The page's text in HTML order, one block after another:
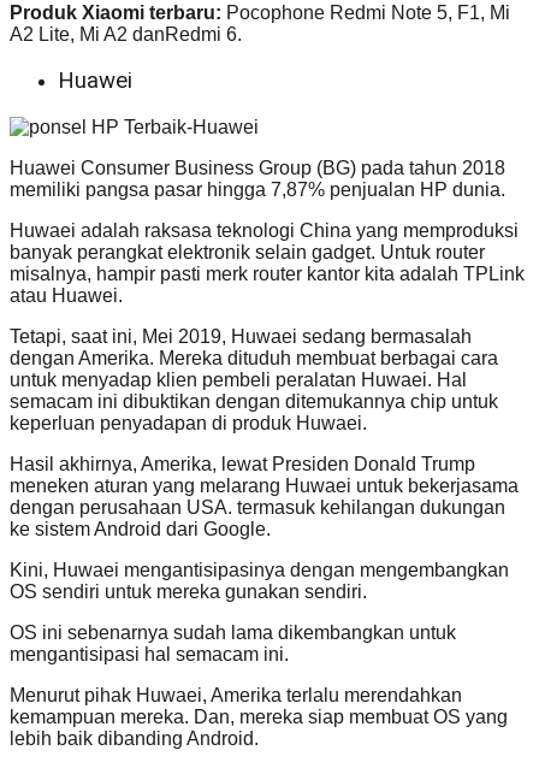
Produk Xiaomi terbaru: Pocophone Redmi Note 5, F1, Mi
A2 Lite, Mi A2 danRedmi 6.
Huawei
Huawei Consumer Business Group (BG) pada tahun 2018
memiliki pangsa pasar hingga 7,87% penjualan HP dunia.
Huwaei adalah raksasa teknologi China yang memproduksi
banyak perangkat elektronik selain gadget. Untuk router
misalnya, hampir pasti merk router kantor kita adalah TPLink
atau Huawei.
Tetapi, saat ini, Mei 2019, Huwaei sedang bermasalah
dengan Amerika. Mereka dituduh membuat berbagai cara
untuk menyadap klien pembeli peralatan Huwaei. Hal
semacam ini dibuktikan dengan ditemukannya chip untuk
keperluan penyadapan di produk Huwaei.
Hasil akhirnya, Amerika, lewat Presiden Donald Trump
meneken aturan yang melarang Huwaei untuk bekerjasama
dengan perusahaan USA. termasuk kehilangan dukungan
ke sistem Android dari Google.
Kini, Huwaei mengantisipasinya dengan mengembangkan
OS sendiri untuk mereka gunakan sendiri.
OS ini sebenarnya sudah lama dikembangkan untuk
mengantisipasi hal semacam ini.
Menurut pihak Huwaei, Amerika terlalu merendahkan
kemampuan mereka. Dan, mereka siap membuat OS yang
lebih baik dibanding Android.